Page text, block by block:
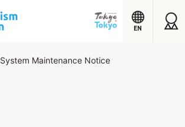
EN
System Maintenance Notice